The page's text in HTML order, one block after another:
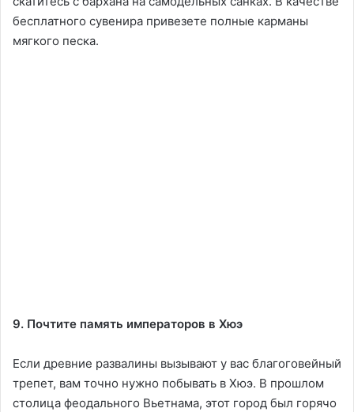
бесплатного сувенира привезете полные карманы
мягкого песка.
9. Почтите память императоров в Хюэ
Если древние развалины вызывают у вас благоговейный
трепет, вам точно нужно побывать в Хюэ. В прошлом
столица феодального Вьетнама, этот город был горячо